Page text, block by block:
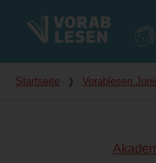
Du bist hier
Startseite ❭ Vorablesen